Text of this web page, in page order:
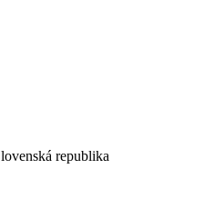
republika